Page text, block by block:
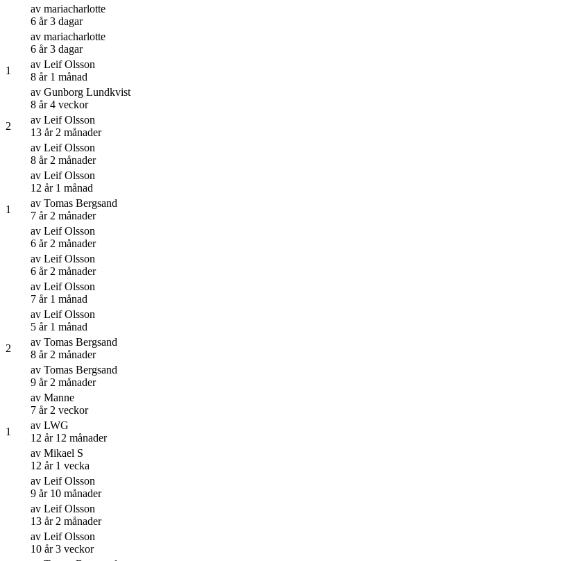
av mariacharlotte
6 år 3 dagar
av mariacharlotte
6 år 3 dagar
1
av Leif Olsson
8 år 1 månad
av Gunborg Lundkvist
8 år 4 veckor
2
av Leif Olsson
13 år 2 månader
av Leif Olsson
8 år 2 månader
av Leif Olsson
12 år 1 månad
1
av Tomas Bergsand
7 år 2 månader
av Leif Olsson
6 år 2 månader
av Leif Olsson
6 år 2 månader
av Leif Olsson
7 år 1 månad
av Leif Olsson
5 år 1 månad
2
av Tomas Bergsand
8 år 2 månader
av Tomas Bergsand
9 år 2 månader
av Manne
7 år 2 veckor
1
av LWG
12 år 12 månader
av Mikael S
12 år 1 vecka
av Leif Olsson
9 år 10 månader
av Leif Olsson
13 år 2 månader
av Leif Olsson
10 år 3 veckor